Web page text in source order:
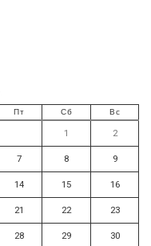
Пт Сб Вс
1 2
7 8 9
14 15 16
21 22 23
28 29 30